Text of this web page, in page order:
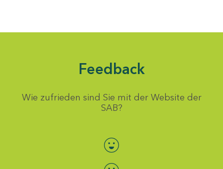
Feedback
Wie zufrieden sind Sie mit der Website der
SAB?
Bewertung auswählen